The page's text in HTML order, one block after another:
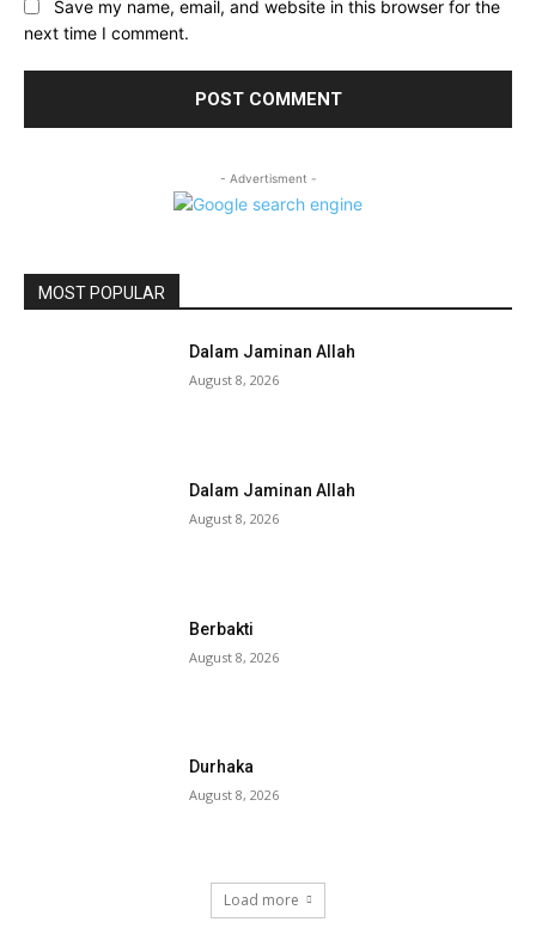
Save my name, email, and website in this browser for the
next time I comment.
- Advertisment -
MOST POPULAR
Dalam Jaminan Allah
August 8, 2026
Dalam Jaminan Allah
August 8, 2026
Berbakti
August 8, 2026
Durhaka
August 8, 2026
Load more